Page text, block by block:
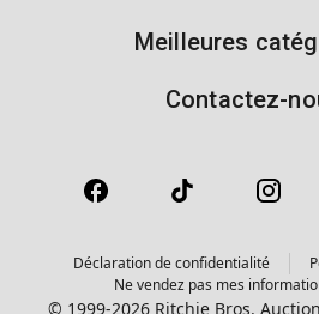
Meilleures
Contactez-
Déclaration de confidentialité
Ne vendez pas mes
© 1999-2026 Ritchie Bros.